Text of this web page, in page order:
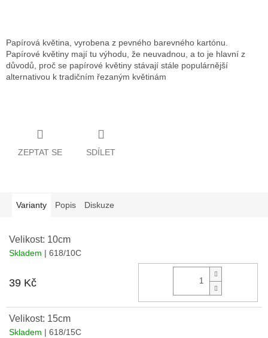
Papírová květina, vyrobena z pevného barevného kartónu.
Papírové květiny mají tu výhodu, že neuvadnou, a to je hlavní z
důvodů, proč se papírové květiny stávají stále populárnější
alternativou k tradičním řezaným květinám
ZEPTAT SE SDÍLET
Varianty Popis Diskuze
Velikost: 10cm
Skladem | 618/10C
39 Kč
Velikost: 15cm
Skladem | 618/15C